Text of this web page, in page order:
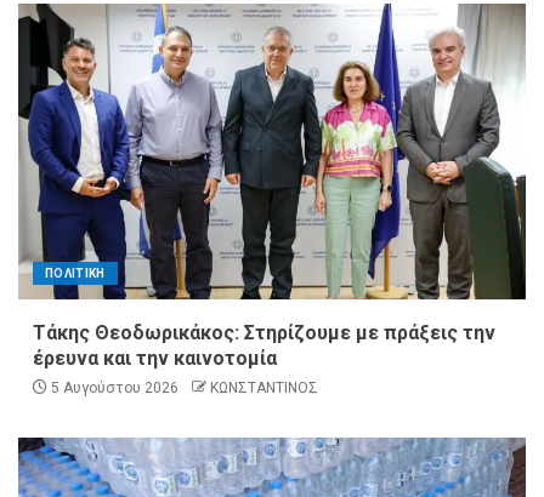
ΠΟΛΙΤΙΚΗ
Τάκης Θεοδωρικάκος: Στηρίζουμε με πράξεις την
έρευνα και την καινοτομία
5 Αυγούστου 2026 ΚΩΝΣΤΑΝΤΙΝΟΣ